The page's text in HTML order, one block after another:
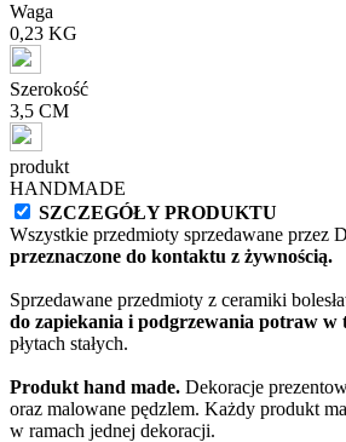
Waga
0,23 KG
Szerokość
3,5 CM
produkt
HANDMADE
SZCZEGÓŁY PRODUKTU
Wszystkie przedmioty sprzedawane
przeznaczone do kontaktu z żywnością.
Sprzedawane przedmioty z ceramiki
do zapiekania i podgrzewania potraw w
płytach stałych.
Produkt hand made. Dekoracje
oraz malowane pędzlem. Każdy produkt
w ramach jednej dekoracji.